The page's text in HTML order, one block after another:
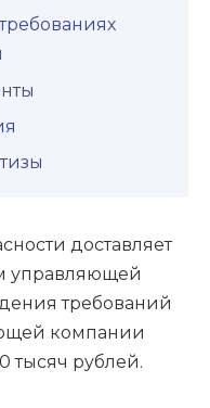
доставляет
управляющей
требований
компании
тысяч рублей.